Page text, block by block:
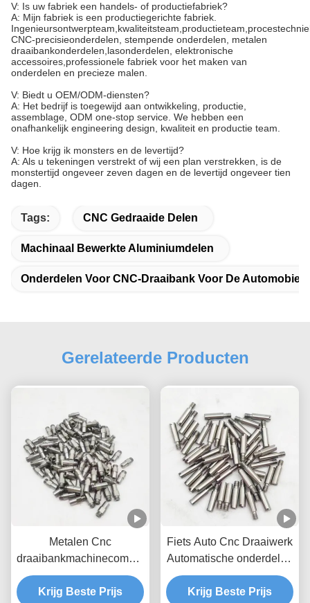
V: Is uw fabriek een handels- of productiefabriek?
A: Mijn fabriek is een productiegerichte fabriek.
CNC-precisieonderdelen, stempende onderdelen, metalen
draaibankonderdelen,lasonderdelen, elektronische
accessoires,professionele fabriek voor het maken van
onderdelen en precieze malen.
V: Biedt u OEM/ODM-diensten?
A: Het bedrijf is toegewijd aan ontwikkeling, productie,
assemblage, ODM one-stop service. We hebben een
onafhankelijk engineering design, kwaliteit en productie team.
V: Hoe krijg ik monsters en de levertijd?
A: Als u tekeningen verstrekt of wij een plan verstrekken, is de
monstertijd ongeveer zeven dagen en de levertijd ongeveer tien
dagen.
Tags: CNC Gedraaide Delen
Machinaal Bewerkte Aluminiumdelen
Onderdelen Voor CNC-Draaibank Voor De
Gerelateerde Producten
Metalen Cnc
draaibankmachinecomponenten
Fabrikanten
Krijg Beste Prijs
Fiets Auto Cnc Draaiwerk
Automatische onderdelen
Cnc Draaiprojecten
Krijg Beste Prijs